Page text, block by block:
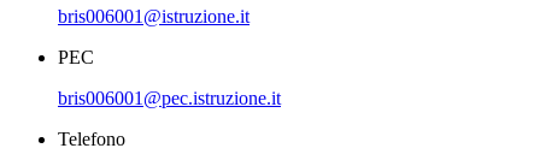
bris006001@istruzione.it
PEC
bris006001@pec.istruzione.it
Telefono